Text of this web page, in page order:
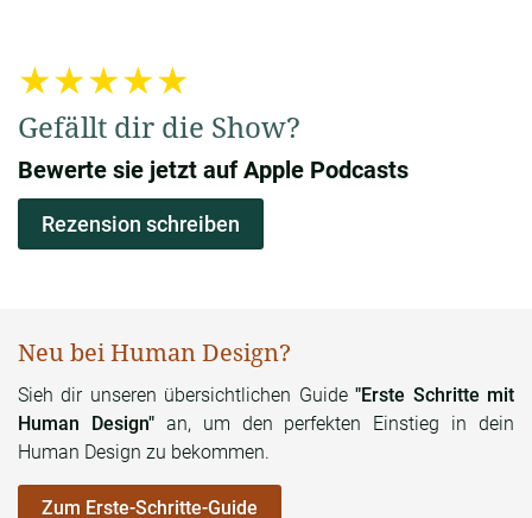
Echt schön. Ja, kommen wir mal zur zur
und Spiritualität. Also für mich ist
sich für die Wissenschaft öffnet oder sagen wir mal,
seitdem die Menschen,
unterwegs sind, federführend sind, seitdem die gewisse
wissenschaftliche Aspekte hinzuziehen,
also
beispielsweise Quantenphysik. Ja, für mich
Game Changer.
Diese ganzen Experimente mir
★★★★★
Gefällt dir die Show?
Bewerte sie jetzt auf Apple Podcasts
Rezension schreiben
Neu bei Human Design?
Sieh dir unseren übersichtlichen Guide"Erste Schritte mit
Human Design"an, um den perfekten Einstieg in dein
Human Design zu bekommen.
Zum Erste-Schritte-Guide